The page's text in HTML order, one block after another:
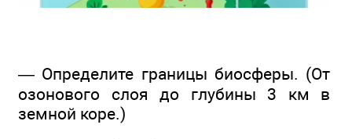
— Определите границы биосферы. (От
озонового слоя до глубины 3 км в
земной коре.)